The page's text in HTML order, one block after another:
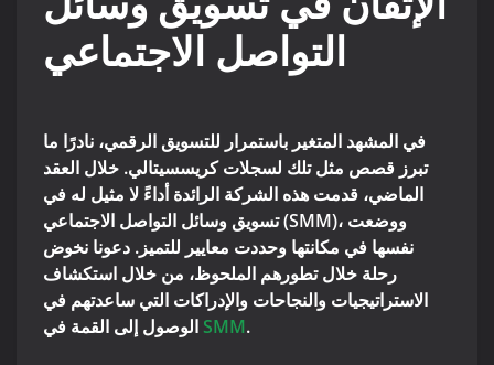
التواصل الاجتماعي
في المشهد المتغير باستمرار للتسويق الرقمي، نادرًا ما
تبرز قصص مثل تلك لسجلات كريسسيتالي. خلال العقد
الماضي، قدمت هذه الشركة الرائدة أداءً لا مثيل له في
تسويق وسائل التواصل الاجتماعي (SMM)، ووضعت
نفسها في مكانتها وحددت معايير للتميز. دعونا نخوض
رحلة خلال تطورهم الملحوظ، من خلال استكشاف
الاستراتيجيات والنجاحات والإدراكات التي ساعدتهم في
SMM.